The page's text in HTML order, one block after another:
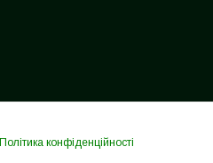
Політика конфіденційності